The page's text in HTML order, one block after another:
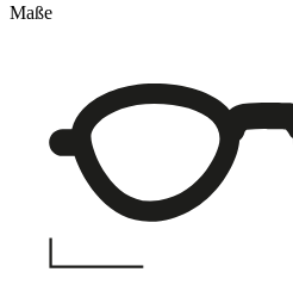
Maße